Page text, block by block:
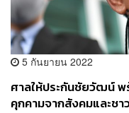
5 กันยายน 2022
ศาลให้ประกันชัยวัฒน์
คุกคามจากสังคมและชา